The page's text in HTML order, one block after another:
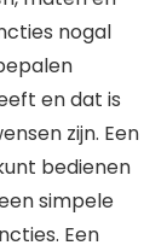
nogal
en dat is
zijn. Een
bedienen
simpele
Een